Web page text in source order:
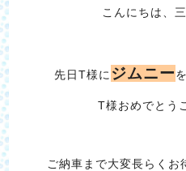
こんにちは、
先日T様に ジムニー
T様おめでとう
ご納車まで大変長らくお